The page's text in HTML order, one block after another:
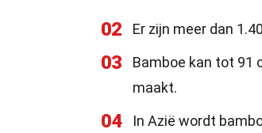
02 Er zijn meer dan
03
Bamboe kan tot 91
maakt.
04 In Azië wordt